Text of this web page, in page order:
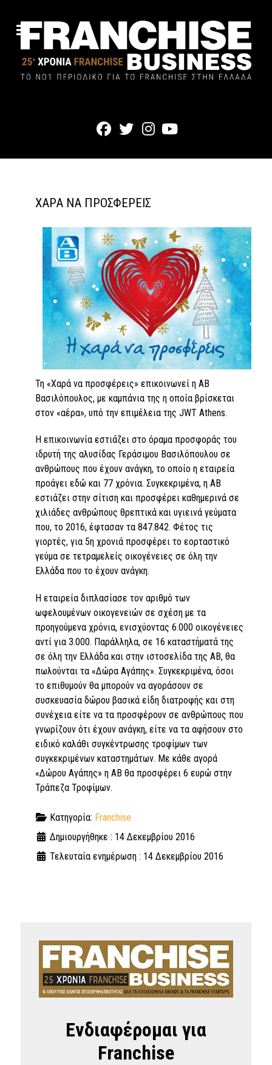
ΧΑΡΆ ΝΑ ΠΡΟΣΦΈΡΕΙΣ
Τη «Χαρά να προσφέρεις» επικοινωνεί η ΑΒ
Βασιλόπουλος, με καμπάνια της η οποία βρίσκεται
στον «αέρα», υπό την επιμέλεια της JWT Athens.
Η επικοινωνία εστιάζει στο όραμα προσφοράς του
ιδρυτή της αλυσίδας Γεράσιμου Βασιλόπουλου σε
ανθρώπους που έχουν ανάγκη, το οποίο η εταιρεία
προάγει εδώ και 77 χρόνια. Συγκεκριμένα, η ΑΒ
εστιάζει στην σίτιση και προσφέρει καθημερινά σε
χιλιάδες ανθρώπους θρεπτικά και υγιεινά γεύματα
που, το 2016, έφτασαν τα 847.842. Φέτος τις
γιορτές, για 5η χρονιά προσφέρει το εορταστικό
γεύμα σε τετραμελείς οικογένειες σε όλη την
Ελλάδα που το έχουν ανάγκη.
Η εταιρεία διπλασίασε τον αριθμό των
ωφελουμένων οικογενειών σε σχέση με τα
προηγούμενα χρόνια, ενισχύοντας 6.000 οικογένειες
αντί για 3.000. Παράλληλα, σε 16 καταστήματά της
σε όλη την Ελλάδα και στην ιστοσελίδα της ΑΒ, θα
πωλούνται τα «Δώρα Αγάπης». Συγκεκριμένα, όσοι
το επιθυμούν θα μπορούν να αγοράσουν σε
συσκευασία δώρου βασικά είδη διατροφής και στη
συνέχεια είτε να τα προσφέρουν σε ανθρώπους που
γνωρίζουν ότι έχουν ανάγκη, είτε να τα αφήσουν στο
ειδικό καλάθι συγκέντρωσης τροφίμων των
συγκεκριμένων καταστημάτων. Με κάθε αγορά
«Δώρου Αγάπης» η ΑΒ θα προσφέρει 6 ευρώ στην
Τράπεζα Τροφίμων.
Κατηγορία: Franchise
Δημιουργήθηκε : 14 Δεκεμβρίου 2016
Τελευταία ενημέρωση : 14 Δεκεμβρίου 2016
Ενδιαφέρομαι για
Franchise